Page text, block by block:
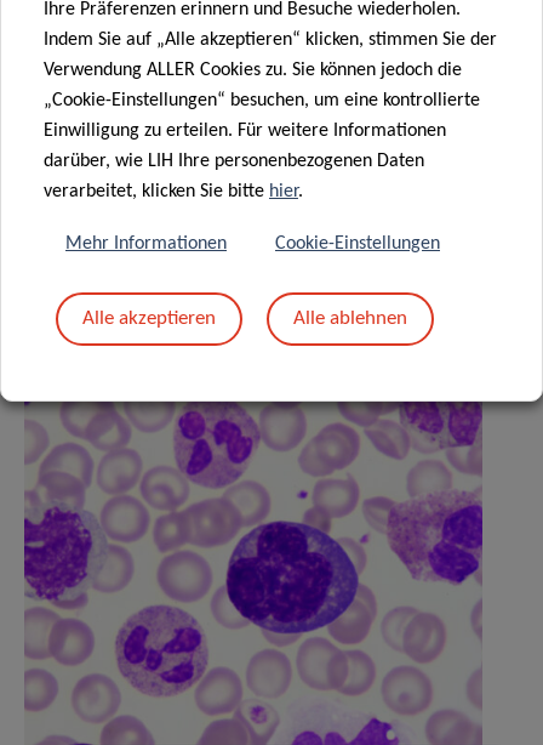
Teilen auf
Ihre Präferenzen erinnern und Besuche wiederholen.
Indem Sie auf „Alle akzeptieren“ klicken, stimmen Sie der
Verwendung ALLER Cookies zu. Sie können jedoch die
„Cookie-Einstellungen“ besuchen, um eine kontrollierte
Einwilligung zu erteilen. Für weitere Informationen
darüber, wie LIH Ihre personenbezogenen Daten
verarbeitet, klicken Sie bitte hier.
Mehr Informationen Cookie-Einstellungen
Alle akzeptieren Alle ablehnen